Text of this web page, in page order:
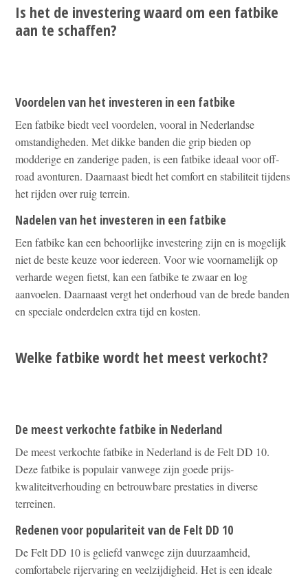
Is het de investering waard om een fatbike
aan te schaffen?
Voordelen van het investeren in een fatbike
Een fatbike biedt veel voordelen, vooral in Nederlandse
omstandigheden. Met dikke banden die grip bieden op
modderige en zanderige paden, is een fatbike ideaal voor off-
road avonturen. Daarnaast biedt het comfort en stabiliteit tijdens
het rijden over ruig terrein.
Nadelen van het investeren in een fatbike
Een fatbike kan een behoorlijke investering zijn en is mogelijk
niet de beste keuze voor iedereen. Voor wie voornamelijk op
verharde wegen fietst, kan een fatbike te zwaar en log
aanvoelen. Daarnaast vergt het onderhoud van de brede banden
en speciale onderdelen extra tijd en kosten.
Welke fatbike wordt het meest verkocht?
De meest verkochte fatbike in Nederland
De meest verkochte fatbike in Nederland is de Felt DD 10.
Deze fatbike is populair vanwege zijn goede prijs-
kwaliteitverhouding en betrouwbare prestaties in diverse
terreinen.
Redenen voor populariteit van de Felt DD 10
De Felt DD 10 is geliefd vanwege zijn duurzaamheid,
comfortabele rijervaring en veelzijdigheid. Het is een ideale